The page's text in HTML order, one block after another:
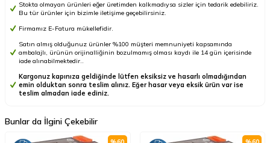
Stokta olmayan ürünleri eğer üretimden kalkmadıysa sizler için tedarik edebiliriz.
Bu tür ürünler için bizimle iletişime geçebilirsiniz.
Firmamız E-Fatura mükellefidir.
Satın almış olduğunuz ürünler %100 müşteri memnuniyeti kapsamında
ambalajlı, ürünün orijinalliğinin bozulmamış olması kaydı ile 14 gün içerisinde
iade alınabilmektedir..
Kargonuz kapınıza geldiğinde lütfen eksiksiz ve hasarlı olmadığından
emin olduktan sonra teslim alınız. Eğer hasar veya eksik ürün var ise
teslim almadan iade ediniz.
Bunlar da İlgini Çekebilir